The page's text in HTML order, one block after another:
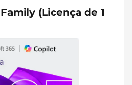
(Licença de 1